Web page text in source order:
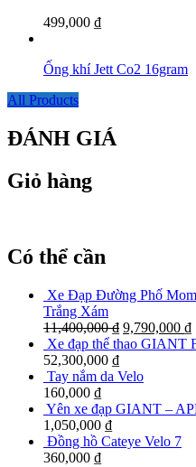
499,000 ₫
Ống khí Jett Co2 16gram
All Products
ĐÁNH GIÁ
Giỏ hàng
Có thể cần
Xe Đạp Đường Phố
Trắng Xám
11,400,000₫ 9,790,000 ₫
Xe đạp thể thao GIANT
52,300,000 ₫
Tay nắm da Velo
160,000 ₫
Yên xe đạp GIANT –
1,050,000 ₫
Đồng hồ Cateye Velo 7
360,000 ₫